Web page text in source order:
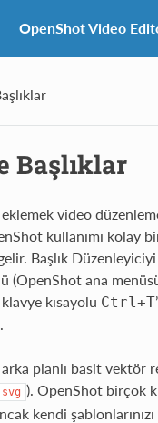
OpenShot Video
Başlıklar
video
kullanımı kolay
Başlık
(OpenShot ana
kısayolu Ctrl+T
planlı basit vektör
). OpenShot birçok
kendi